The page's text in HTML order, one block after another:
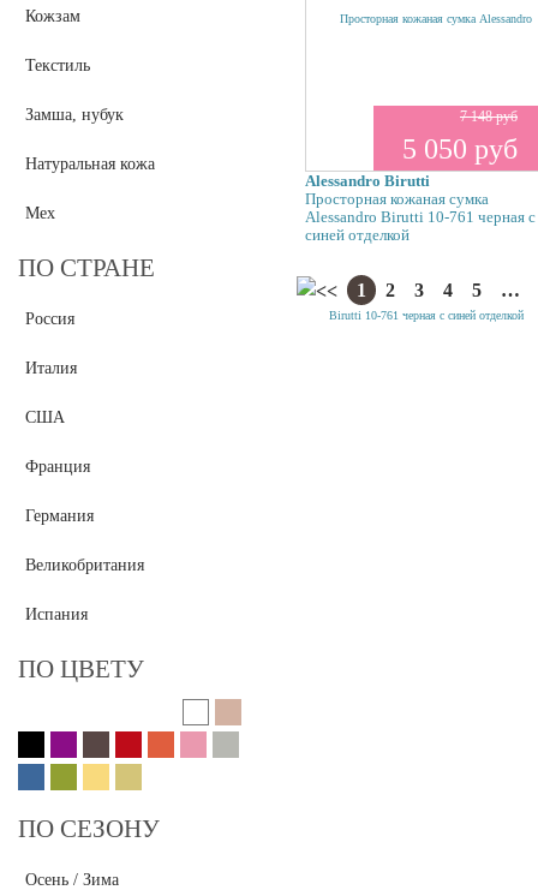
Кожзам
Текстиль
Замша, нубук
Натуральная кожа
Мех
ПО СТРАНЕ
Россия
Италия
США
Франция
Германия
Великобритания
Испания
ПО ЦВЕТУ
ПО СЕЗОНУ
Осень / Зима
7 148 руб
5 050 руб
Alessandro Birutti
Просторная кожаная сумка
Alessandro Birutti 10-761 черная с
синей отделкой
1 2 3 4 5 …